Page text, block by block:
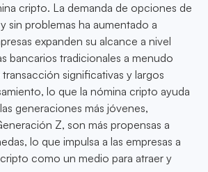
cripto. La demanda de opciones de
sin problemas ha aumentado a
expanden su alcance a nivel
bancarios tradicionales a menudo
significativas y largos
lo que la nómina cripto ayuda
generaciones más jóvenes,
Z, son más propensas a
lo que impulsa a las empresas a
como un medio para atraer y